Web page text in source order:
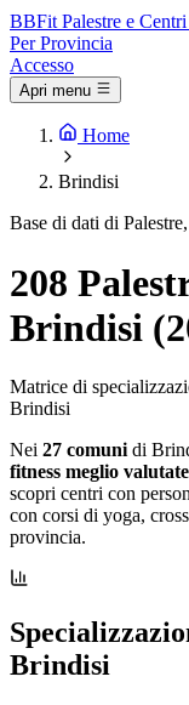
BBFit Palestre e
Per Provincia
Accesso
Apri menu
Home
Brindisi
Base di dati di
208
Brindisi
Matrice di
Brindisi
Nei 27 comuni di
fitness meglio valutate
scopri centri con
con corsi di yoga,
provincia.
Brindisi